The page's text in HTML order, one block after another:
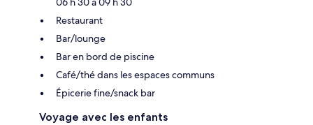
Restaurant
Bar/lounge
Bar en bord de piscine
Café/thé dans les espaces communs
Épicerie fine/snack bar
Voyage avec les enfants